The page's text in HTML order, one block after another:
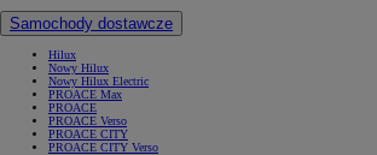
Samochody dostawcze
Hilux
Nowy Hilux
Nowy Hilux Electric
PROACE Max
PROACE
PROACE Verso
PROACE CITY
PROACE CITY Verso